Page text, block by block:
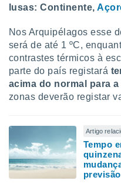
lusas: Continente,
Nos Arquipélagos esse
será de até 1 ºC,
contrastes térmicos à
parte do país registará
acima do normal para
zonas deverão registar
Artigo
Tempo